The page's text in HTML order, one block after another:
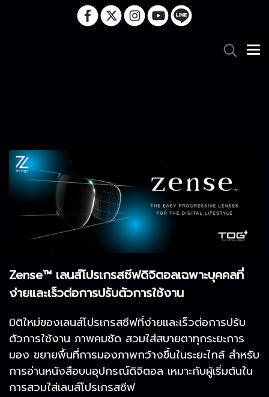
Zense™ เลนส์โปรเกรสซีฟดิจิตอลเฉพาะบุคคลที่
ง่ายและเร็วต่อการปรับตัวการใช้งาน
มิติใหม่ของเลนส์โปรเกรสซีฟที่ง่ายและเร็วต่อการปรับ
ตัวการใช้งาน ภาพคมชัด สวมใส่สบายตาทุกระยะการ
มอง ขยายพื้นที่การมองภาพกว้างขึ้นในระยะใกล้ สำหรับ
การอ่านหนังสือบนอุปกรณ์ดิจิตอล เหมาะกับผู้เริ่มต้นใน
การสวมใส่เลนส์โปรเกรสซีฟ